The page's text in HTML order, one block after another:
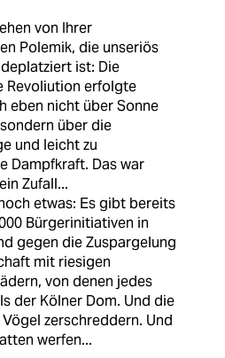
von Ihrer
Polemik, die unseriös
ist: Die
Revoliution erfolgte
eben nicht über Sonne
über die
und leicht zu
Dampfkraft. Das war
Zufall...
etwas: Es gibt bereits
Bürgerinitiativen in
gegen die Zuspargelung
mit riesigen
von denen jedes
der Kölner Dom. Und die
zerschreddern. Und
werfen...